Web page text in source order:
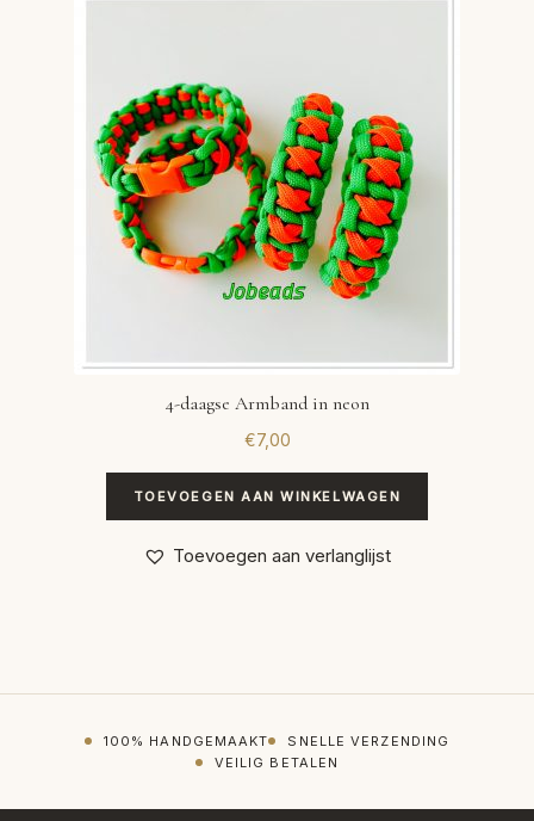
4-daagse Armband in neon
€7,00
TOEVOEGEN AAN WINKELWAGEN
Toevoegen aan verlanglijst
100% HANDGEMAAKT
SNELLE VERZENDING
VEILIG BETALEN